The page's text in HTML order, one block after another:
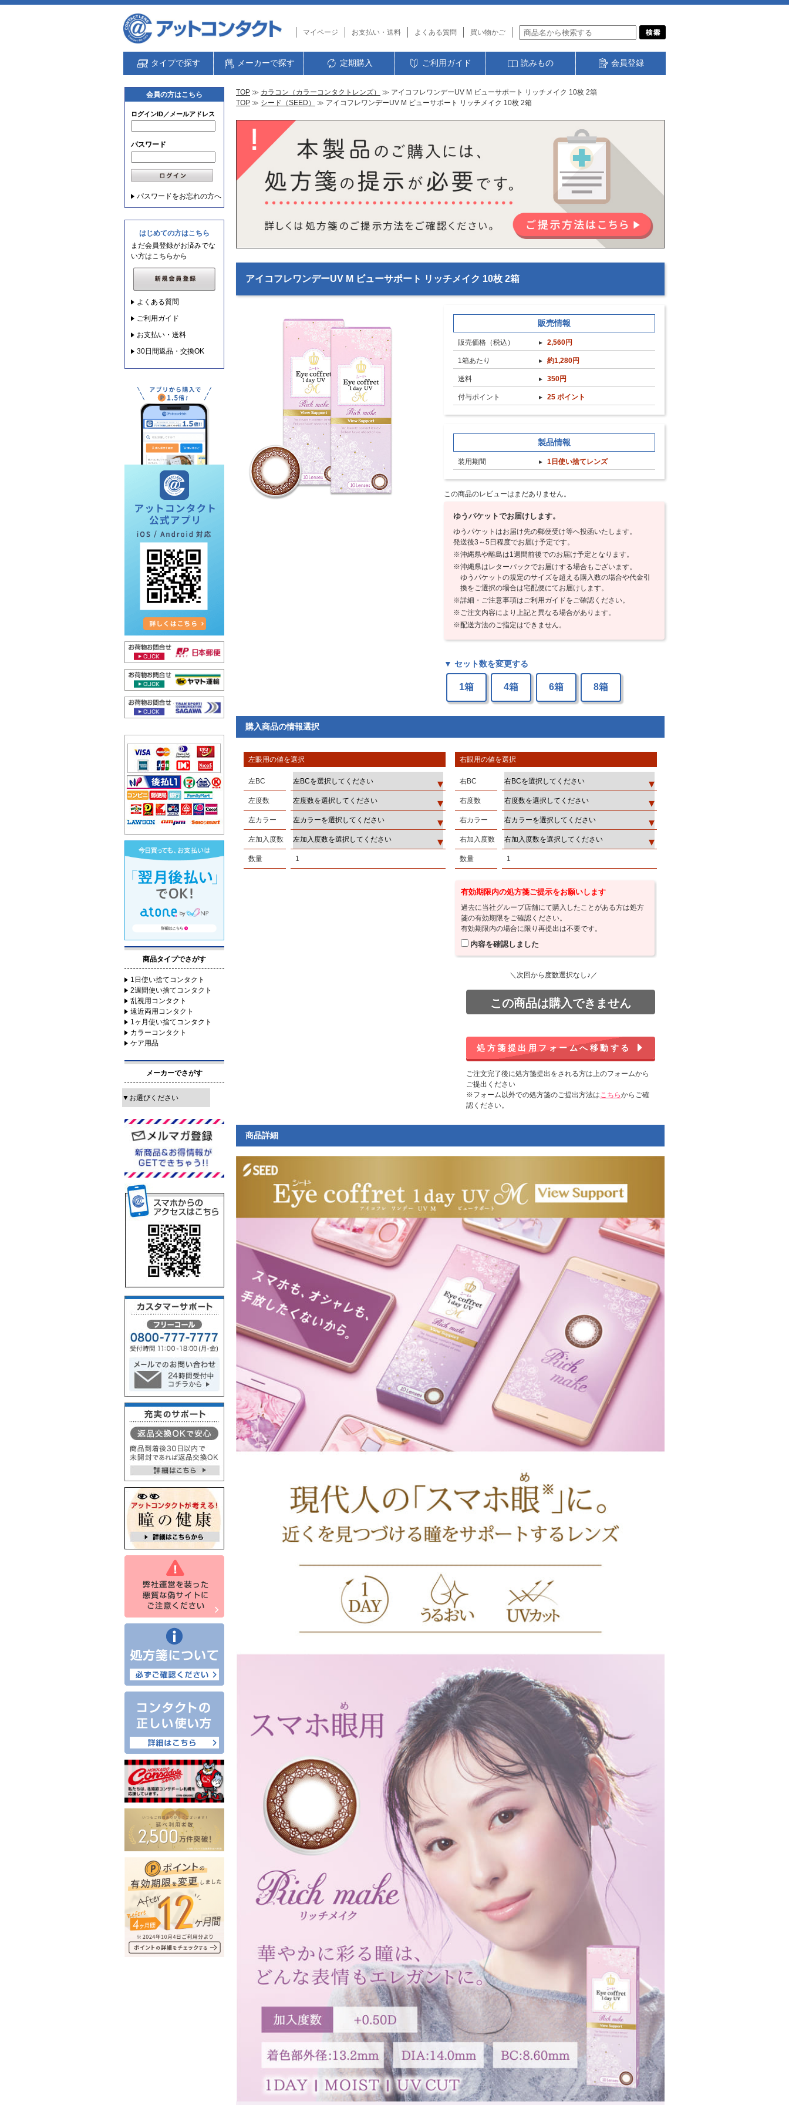
マイページ お支払い・送料 よくある質問 買い物かご
タイプで探す メーカーで探す 定期購入 ご利用ガイド 読みもの 会員登録
会員の方はこちら
ログインID／メールアドレス
パスワード
パスワードをお忘れの方へ
はじめての方はこちら
まだ会員登録がお済みでな
い方はこちらから
よくある質問
ご利用ガイド
お支払い・送料
30日間返品・交換OK
商品タイプでさがす
1日使い捨てコンタクト
2週間使い捨てコンタクト
乱視用コンタクト
遠近両用コンタクト
1ヶ月使い捨てコンタクト
カラーコンタクト
ケア用品
メーカーでさがす
TOP ≫ カラコン（カラーコンタクトレンズ）
≫ アイコフレワンデーUV M ビューサポート リッチメイク 10枚 2箱
TOP ≫ シード（SEED） ≫ アイコフレワンデーUV M ビューサポート リッチメイク 10枚 2箱
アイコフレワンデーUV M ビューサポート リッチメイク 10枚 2箱
販売情報
販売価格（税込） 2,560円
1箱あたり 約1,280円
送料 350円
付与ポイント 25 ポイント
製品情報
装用期間 1日使い捨てレンズ
この商品のレビューはまだありません。
ゆうパケットでお届けします。
ゆうパケットはお届け先の郵便受け等へ投函いたします。
発送後3～5日程度でお届け予定です。
沖縄県や離島は1週間前後でのお届け予定となります。
沖縄県はレターパックでお届けする場合もございます。
ゆうパケットの規定のサイズを超える購入数の場合や代金引
換をご選択の場合は宅配便にてお届けします。
詳細・ご注意事項はご利用ガイドをご確認ください。
ご注文内容により上記と異なる場合があります。
配送方法のご指定はできません。
▼ セット数を変更する
1箱 4箱 6箱 8箱
購入商品の情報選択
右眼用の値を選択
右BC
右度数
右カラー
右加入度数
数量 1
左眼用の値を選択
左BC
左度数
左カラー
左加入度数
数量 1
有効期限内の処方箋ご提示をお願いします
過去に当社グループ店舗にて購入したことがある方は処方
箋の有効期限をご確認ください。
有効期限内の場合に限り再提出は不要です。
内容を確認しました
＼次回から度数選択なし♪／
この商品は購入できません
処方箋提出用フォームへ移動する
ご注文完了後に処方箋提出をされる方は上のフォームから
ご提出ください
※フォーム以外での処方箋のご提出方法は こちらからご確
認ください。
商品詳細